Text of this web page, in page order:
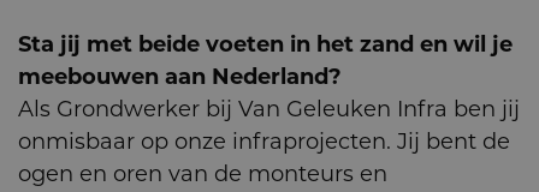
Sta jij met beide voeten in het zand en wil je
meebouwen aan Nederland?
Als Grondwerker bij Van Geleuken Infra ben jij
onmisbaar op onze infraprojecten. Jij bent de
ogen en oren van de monteurs en